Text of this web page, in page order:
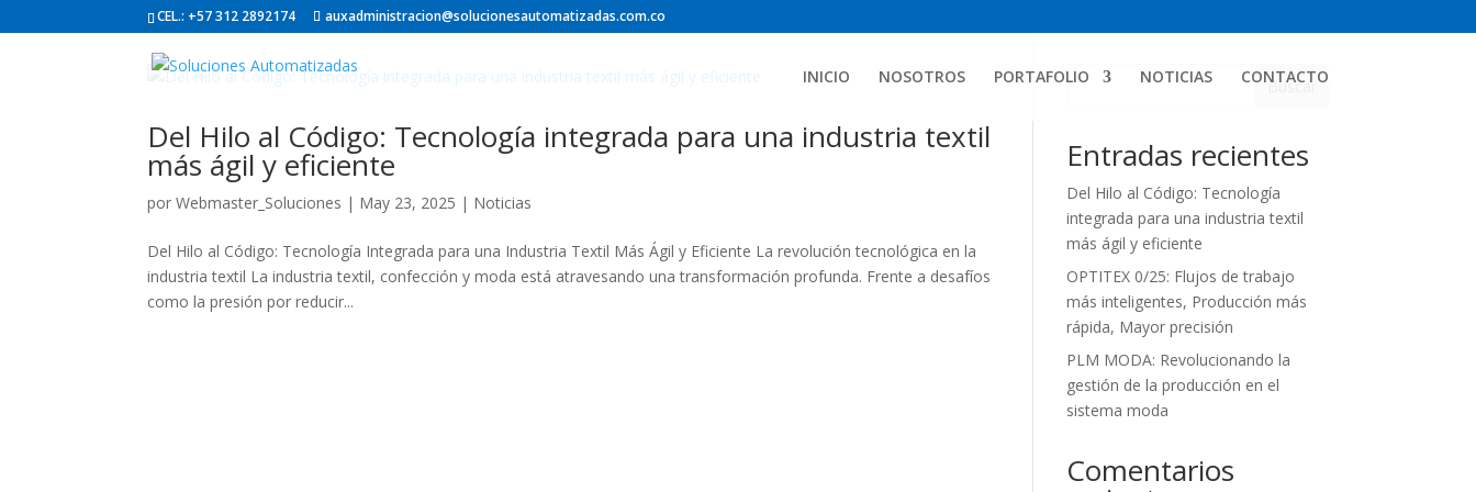
CEL.: +57 312 2892174 auxadministracion@solucionesautomatizadas.com.co
INICIO NOSOTROS PORTAFOLIO NOTICIAS CONTACTO
Del Hilo al Código: Tecnología integrada para una industria textil
más ágil y eficiente
porWebmaster_Soluciones | May 23, 2025 | Noticias
Del Hilo al Código: Tecnología Integrada para una Industria Textil Más Ágil y Eficiente La revolución tecnológica en la
industria textil La industria textil, confección y moda está atravesando una transformación profunda. Frente a desafíos
como la presión por reducir...
Buscar
Entradas recientes
Del Hilo al Código: Tecnología
integrada para una industria textil
más ágil y eficiente
OPTITEX 0/25: Flujos de trabajo
más inteligentes, Producción más
rápida, Mayor precisión
PLM MODA: Revolucionando la
gestión de la producción en el
sistema moda
Comentarios